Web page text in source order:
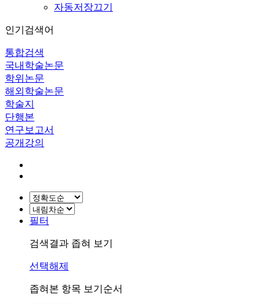
자동저장끄기
인기검색어
통합검색
국내학술논문
학위논문
해외학술논문
학술지
단행본
연구보고서
공개강의
필터
검색결과 좁혀 보기
선택해제
좁혀본 항목 보기순서